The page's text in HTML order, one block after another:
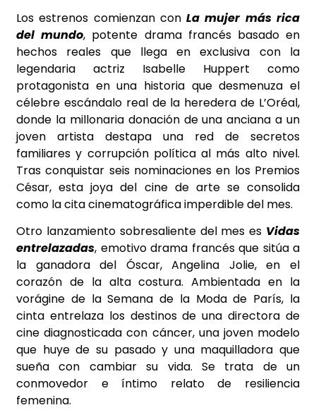
Los estrenos comienzan conLa mujer más rica
del mundo, potente drama francés basado en
hechos reales que llega en exclusiva con la
legendaria actriz Isabelle Huppert como
protagonista en una historia que desmenuza el
célebre escándalo real de la heredera de L’Oréal,
donde la millonaria donación de una anciana a un
joven artista destapa una red de secretos
familiares y corrupción política al más alto nivel.
Tras conquistar seis nominaciones en los Premios
César, esta joya del cine de arte se consolida
como la cita cinematográfica imperdible del mes.
Otro lanzamiento sobresaliente del mes es Vidas
entrelazadas, emotivo drama francés que sitúa a
la ganadora del Óscar, Angelina Jolie, en el
corazón de la alta costura. Ambientada en la
vorágine de la Semana de la Moda de París, la
cinta entrelaza los destinos de una directora de
cine diagnosticada con cáncer, una joven modelo
que huye de su pasado y una maquilladora que
sueña con cambiar su vida. Se trata de un
conmovedor e íntimo relato de resiliencia
femenina.